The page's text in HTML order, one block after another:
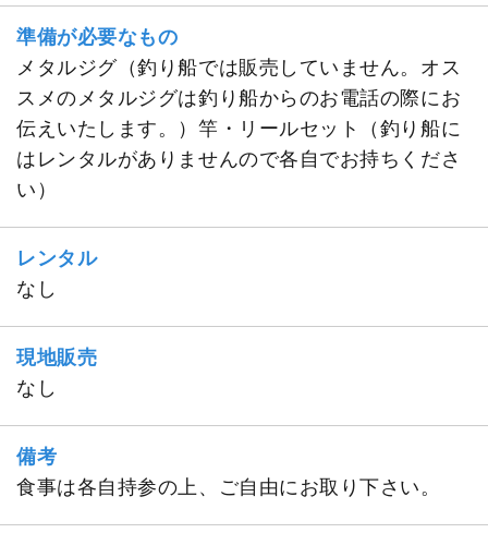
準備が必要なもの
メタルジグ（釣り船では販売していません。オス
スメのメタルジグは釣り船からのお電話の際にお
伝えいたします。）竿・リールセット（釣り船に
はレンタルがありませんので各自でお持ちくださ
い）
レンタル
なし
現地販売
なし
備考
食事は各自持参の上、ご自由にお取り下さい。